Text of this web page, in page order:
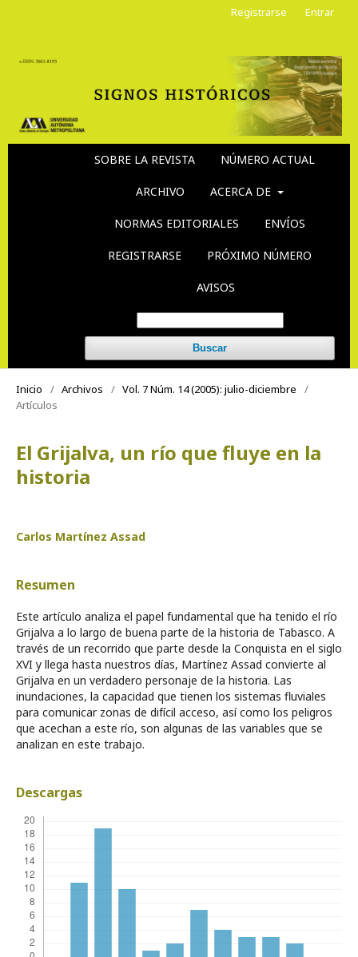
SOBRE LA REVISTA NÚMERO ACTUAL
ARCHIVO ACERCA DE
NORMAS EDITORIALES ENVÍOS
REGISTRARSE PRÓXIMO NÚMERO
AVISOS
Buscar
Registrarse Entrar
Inicio / Archivos / Vol. 7 Núm. 14 (2005): julio-diciembre
/
Artículos
El Grijalva, un río que fluye en la
historia
Carlos Martínez Assad
Resumen
Este artículo analiza el papel fundamental que ha tenido el río
Grijalva a lo largo de buena parte de la historia de Tabasco. A
través de un recorrido que parte desde la Conquista en el siglo
XVI y llega hasta nuestros días, Martínez Assad convierte al
Grijalva en un verdadero personaje de la historia. Las
inundaciones, la capacidad que tienen los sistemas fluviales
para comunicar zonas de difícil acceso, así como los peligros
que acechan a este río, son algunas de las variables que se
analizan en este trabajo.
Descargas